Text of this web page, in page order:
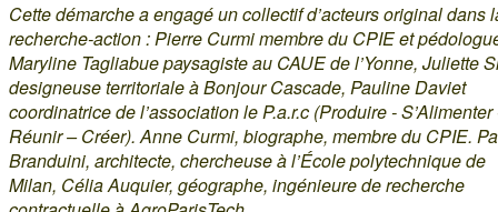
Cette démarche a engagé un collectif d’acteurs original dans
recherche-action : Pierre Curmi membre du CPIE et
Maryline Tagliabue paysagiste au CAUE de l’Yonne, Juliette
designeuse territoriale à Bonjour Cascade, Pauline Daviet
coordinatrice de l’association le P.a.r.c (Produire - S’Alimenter
Réunir – Créer). Anne Curmi, biographe, membre du CPIE.
Branduini, architecte, chercheuse à l’École polytechnique de
Milan, Célia Auquier, géographe, ingénieure de recherche